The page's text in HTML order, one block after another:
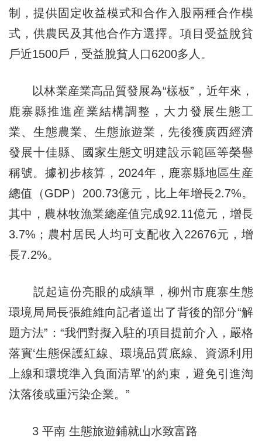
制，提供固定收益模式和合作入股兩種合作模
式，供農民及其他合作方選擇。項目受益脫貧
戶近1500戶，受益脫貧人口6200多人。
以林業産業高品質發展為“樣板”，近年來，
鹿寨縣推進産業結構調整，大力發展生態工
業、生態農業、生態旅遊業，先後獲廣西經濟
發展十佳縣、國家生態文明建設示範區等榮譽
稱號。據初步核算，2024年，鹿寨縣地區生産
總值（GDP）200.73億元，比上年增長2.7%。
其中，農林牧漁業總産值完成92.11億元，增長
3.7%；農村居民人均可支配收入22676元，增
長7.2%。
説起這份亮眼的成績單，柳州市鹿寨生態
環境局局長張維維向記者道出了背後的部分“解
題方法”：“我們對擬入駐的項目提前介入，嚴格
落實‘生態保護紅線、環境品質底線、資源利用
上線和環境準入負面清單’的約束，避免引進淘
汰落後或重污染企業。”
3 平南 生態旅遊鋪就山水致富路